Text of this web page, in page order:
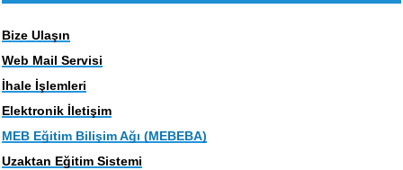
Bize Ulaşın
Web Mail Servisi
İhale İşlemleri
Elektronik İletişim
MEB Eğitim Bilişim Ağı (MEBEBA)
Uzaktan Eğitim Sistemi